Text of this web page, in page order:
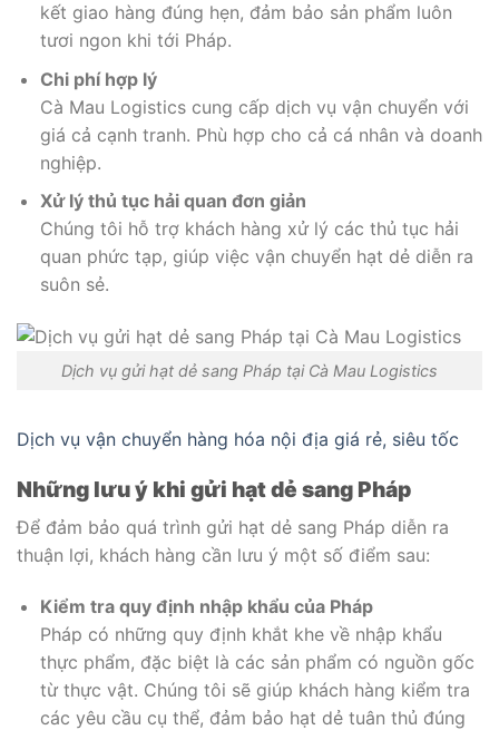
kết giao hàng đúng hẹn, đảm bảo sản phẩm luôn
tươi ngon khi tới Pháp.
Chi phí hợp lý
Cà Mau Logistics cung cấp dịch vụ vận chuyển với
giá cả cạnh tranh. Phù hợp cho cả cá nhân và doanh
nghiệp.
Xử lý thủ tục hải quan đơn giản
Chúng tôi hỗ trợ khách hàng xử lý các thủ tục hải
quan phức tạp, giúp việc vận chuyển hạt dẻ diễn ra
suôn sẻ.
Dịch vụ gửi hạt dẻ sang Pháp tại Cà Mau Logistics
Dịch vụ vận chuyển hàng hóa nội địa giá rẻ, siêu tốc
Những lưu ý khi gửi hạt dẻ sang Pháp
Để đảm bảo quá trình gửi hạt dẻ sang Pháp diễn ra
thuận lợi, khách hàng cần lưu ý một số điểm sau:
Kiểm tra quy định nhập khẩu của Pháp
Pháp có những quy định khắt khe về nhập khẩu
thực phẩm, đặc biệt là các sản phẩm có nguồn gốc
từ thực vật. Chúng tôi sẽ giúp khách hàng kiểm tra
các yêu cầu cụ thể, đảm bảo hạt dẻ tuân thủ đúng